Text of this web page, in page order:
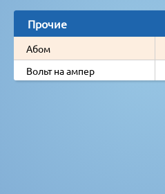
Прочие
Абом
Вольт на ампер